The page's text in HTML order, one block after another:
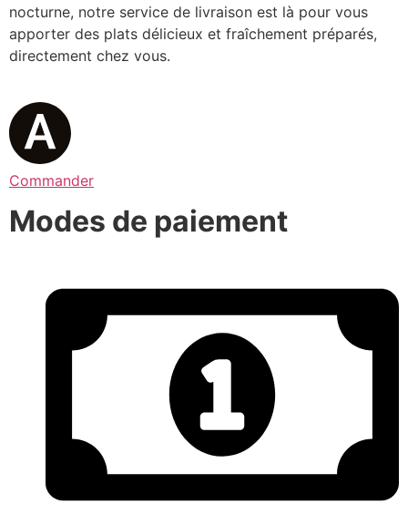
nocturne, notre service de livraison est là pour vous
apporter des plats délicieux et fraîchement préparés,
directement chez vous.
Commander
Modes de paiement